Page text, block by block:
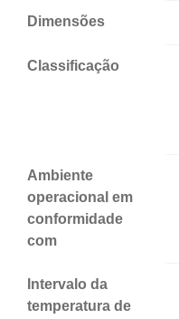
Dimensões
Classificação
Ambiente
operacional em
conformidade
com
Intervalo da
temperatura de